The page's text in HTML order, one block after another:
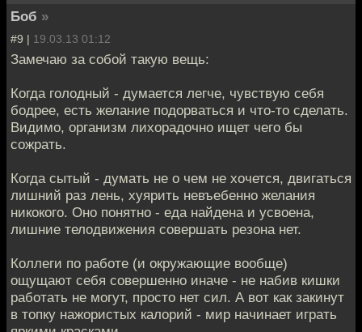
Боб »
#9 | 19.03.13 01:12
Замечаю за собой такую вещь:
Когда голодный - думается легче, чувствую себя
бодрее, есть желание подорваться и что-то сделать.
Видимо, организм лихорадочно ищет чего бы
сожрать.
Когда сытый - думать не о чем не хочется, двигаться
лишний раз лень, хуярить невъебенно желания
никокого. Оно понятно - еда найдена и усвоена,
лишние телодвижения совершать резона нет.
Коллеги по работе (и окружающие вообще)
ощущают себя совершенно иначе - не набив кишки
работать не могут, просто нет сил. А вот как закинут
в топку нажористых калорий - мир начинает играть